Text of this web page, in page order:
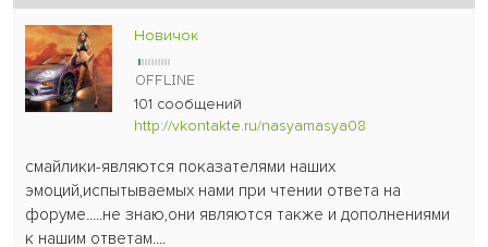
Новичок
101 сообщений
http://vkontakte.ru/nasyamasya08
смайлики-являются показателями наших
эмоций,испытываемых нами при чтении ответа на
форуме.....не знаю,они являются также и дополнениями
к нашим ответам....